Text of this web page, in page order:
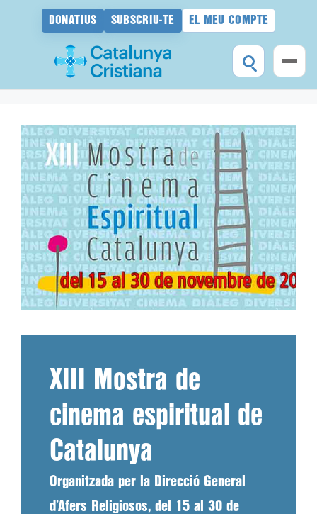
DONATIUS SUBSCRIU-TE EL MEU COMPTE
contingut
XIII Mostra de
cinema espiritual de
Catalunya
Organitzada per la Direcció General
d’Afers Religiosos, del 15 al 30 de